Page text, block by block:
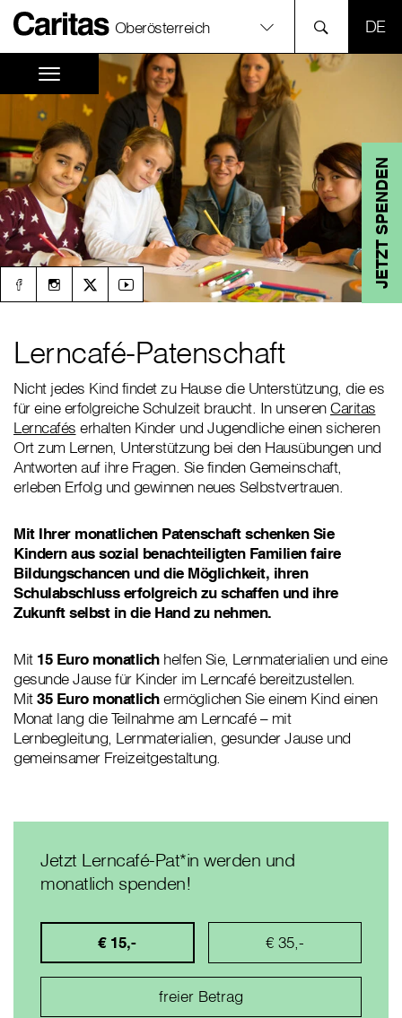
Oberösterreich
JETZT SPENDEN
Lerncafé-Patenschaft
Nicht jedes Kind findet zu Hause die Unterstützung, die es
für eine erfolgreiche Schulzeit braucht. In unserenCaritas
Lerncafés erhalten Kinder und Jugendliche einen sicheren
Ort zum Lernen, Unterstützung bei den Hausübungen und
Antworten auf ihre Fragen. Sie finden Gemeinschaft,
erleben Erfolg und gewinnen neues Selbstvertrauen.
Mit Ihrer monatlichen Patenschaft schenken Sie
Kindern aus sozial benachteiligten Familien faire
Bildungschancen und die Möglichkeit, ihren
Schulabschluss erfolgreich zu schaffen und ihre
Zukunft selbst in die Hand zu nehmen.
Mit 15 Euro monatlich helfen Sie, Lernmaterialien und eine
gesunde Jause für Kinder im Lerncafé bereitzustellen.
Mit35 Euro monatlichermöglichen Sie einem Kind einen
Monat lang die Teilnahme am Lerncafé – mit
Lernbegleitung, Lernmaterialien, gesunder Jause und
gemeinsamer Freizeitgestaltung.
Jetzt Lerncafé-Pat*in werden und
monatlich spenden!
€ 15,- € 35,-